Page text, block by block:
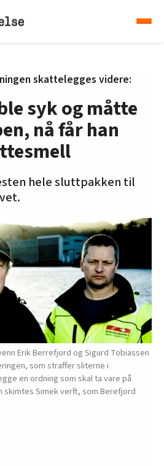
skattelegges videre:
syk og måtte
nå får han
hele sluttpakken til
Erik Berrefjord og Sigurd Tobiassen
som straffer sliterne i
en ordning som skal ta vare på
skimtes Simek verft, som Berefjord